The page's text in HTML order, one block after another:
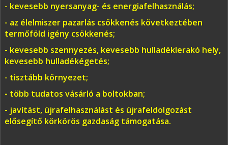
- kevesebb nyersanyag- és energiafelhasználás;
- az élelmiszer pazarlás csökkenés következtében
termőföld igény csökkenés;
- kevesebb szennyezés, kevesebb hulladéklerakó hely,
kevesebb hulladékégetés;
- tisztább környezet;
- több tudatos vásárló a boltokban;
- javítást, újrafelhasználást és újrafeldolgozást
elősegítő körkörös gazdaság támogatása.